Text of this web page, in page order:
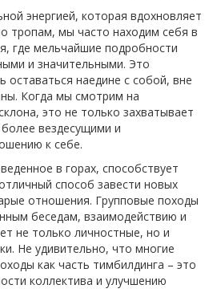
энергией, которая вдохновляет
тропам, мы часто находим себя в
где мельчайшие подробности
и значительными. Это
оставаться наедине с собой, вне
Когда мы смотрим на
это не только захватывает
вездесущими и
к себе.
в горах, способствует
способ завести новых
отношения. Групповые походы
беседам, взаимодействию и
не только личностные, но и
Не удивительно, что многие
как часть тимбилдинга – это
коллектива и улучшению